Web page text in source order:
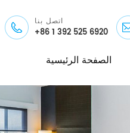
اتصل بنا
+86 1 392 525 6920
الصفحة الرئيسية